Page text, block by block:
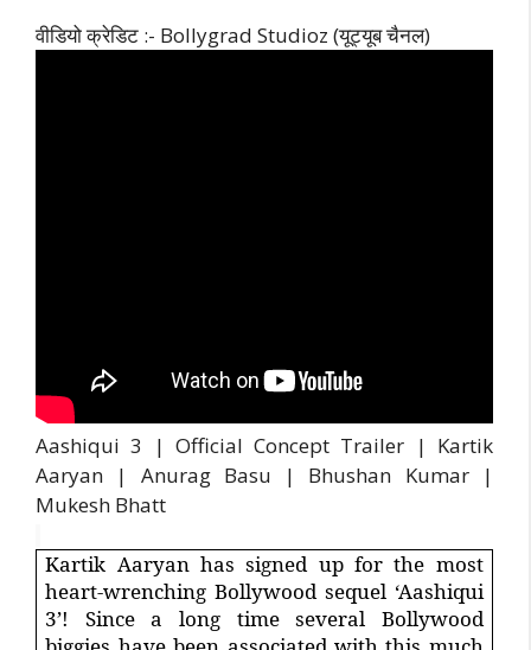
वीडियो क्रेडिट :- Bollygrad Studioz (यूट्यूब चैनल)
Aashiqui 3 | Official Concept Trailer | Kartik
Aaryan | Anurag Basu | Bhushan Kumar |
Mukesh Bhatt
Kartik Aaryan has signed up for the most
heart-wrenching Bollywood sequel ‘Aashiqui
3’! Since a long time several Bollywood